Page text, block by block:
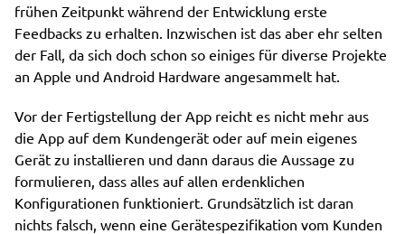
frühen Zeitpunkt während der Entwicklung erste
Feedbacks zu erhalten. Inzwischen ist das aber ehr selten
der Fall, da sich doch schon so einiges für diverse Projekte
an Apple und Android Hardware angesammelt hat.
Vor der Fertigstellung der App reicht es nicht mehr aus
die App auf dem Kundengerät oder auf mein eigenes
Gerät zu installieren und dann daraus die Aussage zu
formulieren, dass alles auf allen erdenklichen
Konfigurationen funktioniert. Grundsätzlich ist daran
nichts falsch, wenn eine Gerätespezifikation vom Kunden